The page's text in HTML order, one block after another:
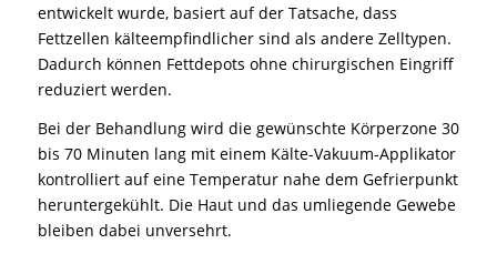
entwickelt wurde, basiert auf der Tatsache, dass
Fettzellen kälteempfindlicher sind als andere Zelltypen.
Dadurch können Fettdepots ohne chirurgischen Eingriff
reduziert werden.
Bei der Behandlung wird die gewünschte Körperzone 30
bis 70 Minuten lang mit einem Kälte-Vakuum-Applikator
kontrolliert auf eine Temperatur nahe dem Gefrierpunkt
heruntergekühlt. Die Haut und das umliegende Gewebe
bleiben dabei unversehrt.